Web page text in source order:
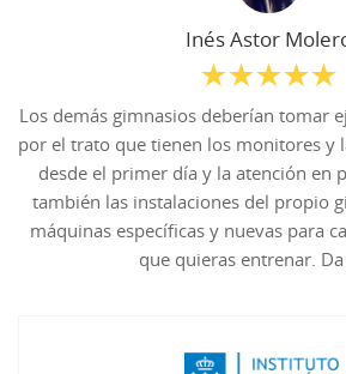
Inés Astor
Los demás gimnasios deberían tomar
por el trato que tienen los monitores y
desde el primer día y la atención en
también las instalaciones del propio
máquinas específicas y nuevas para
que quieras entrenar.